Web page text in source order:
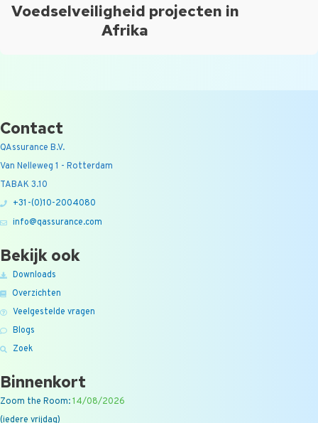
Voedselveiligheid projecten in
Afrika
Contact
QAssurance B.V.
Van Nelleweg 1 - Rotterdam
TABAK 3.10
+31-(0)10-2004080
info@qassurance.com
Bekijk ook
Downloads
Overzichten
Veelgestelde vragen
Blogs
Zoek
Binnenkort
Zoom the Room:14/08/2026
(iedere vrijdag)